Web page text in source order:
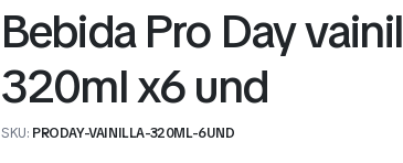
Bebida Pro Day
320ml x6 und
SKU: PRODAY-VAINILLA-320ML-6UND